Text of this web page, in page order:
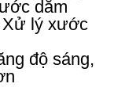
dăm
Xử lý xước
độ sáng,